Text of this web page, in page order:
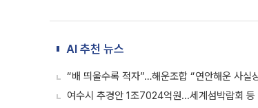
AI 추천 뉴스
“배 띄울수록 적자”…해운조합 “연안해운 사실
여수시 추경안 1조7024억원...세계섬박람회 등